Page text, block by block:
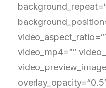
video_mp4=““